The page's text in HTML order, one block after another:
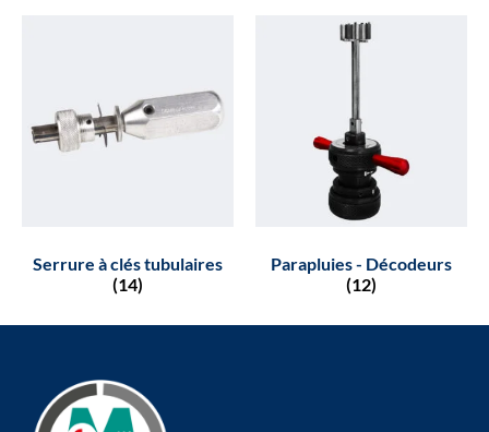
Serrure à clés tubulaires
(14)
Parapluies - Décodeurs
(12)